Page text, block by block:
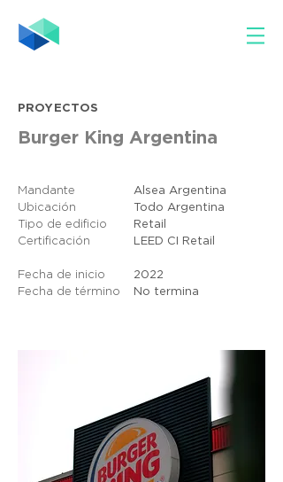
PROYECTOS
Burger King Argentina
Mandante
Ubicación
Tipo de edificio
Certificación
Fecha de inicio
Fecha de término
Alsea Argentina
Todo Argentina
Retail
LEED CI Retail
2022
No termina